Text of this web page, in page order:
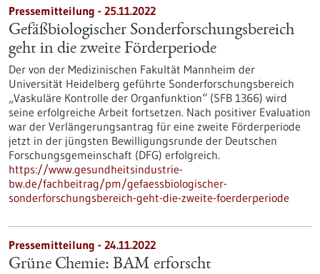
Pressemitteilung - 25.11.2022
Gefäßbiologischer Sonderforschungsbereich
geht in die zweite Förderperiode
Der von der Medizinischen Fakultät Mannheim der
Universität Heidelberg geführte Sonderforschungsbereich
„Vaskuläre Kontrolle der Organfunktion“ (SFB 1366) wird
seine erfolgreiche Arbeit fortsetzen. Nach positiver Evaluation
war der Verlängerungsantrag für eine zweite Förderperiode
jetzt in der jüngsten Bewilligungsrunde der Deutschen
Forschungsgemeinschaft (DFG) erfolgreich.
https://www.gesundheitsindustrie-
bw.de/fachbeitrag/pm/gefaessbiologischer-
sonderforschungsbereich-geht-die-zweite-foerderperiode
Pressemitteilung - 24.11.2022
Grüne Chemie: BAM erforscht